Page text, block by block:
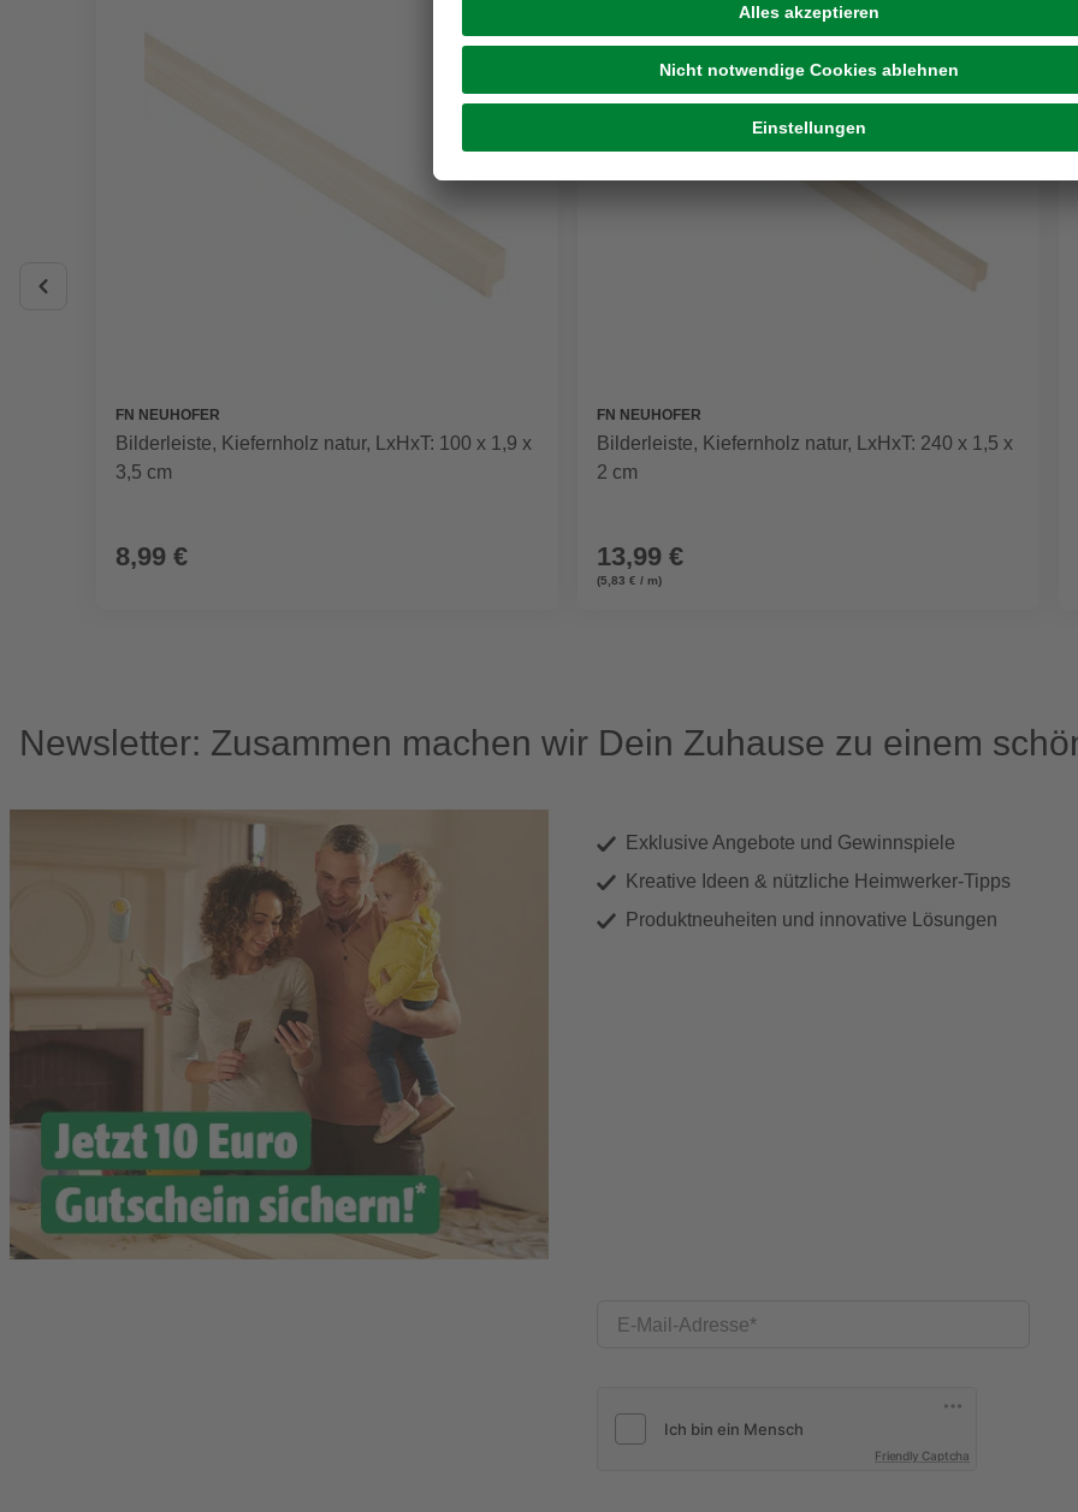
FN NEUHOFER
Bilderleiste, Kiefernholz natur, LxHxT: 100 x 1,9 x
3,5 cm
8,99 €
FN NEUHOFER
Bilderleiste, Kiefernholz natur, LxHxT: 240 x 1,5 x
2 cm
13,99 €
(5,83 € / m)
Newsletter: Zusammen machen wir Dein Zuhause zu einem
Exklusive Angebote und Gewinnspiele
Kreative Ideen & nützliche Heimwerker-Tipps
Produktneuheiten und innovative Lösungen
E-Mail-Adresse
Friendly Captcha